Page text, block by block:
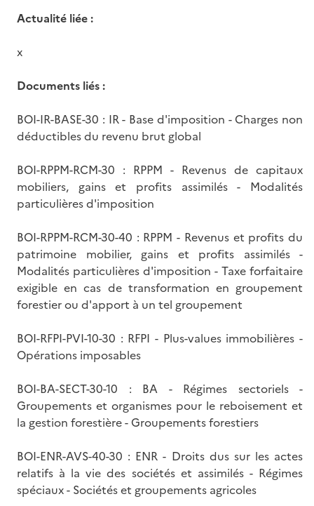
Actualité liée :
x
Documents liés :
BOI-IR-BASE-30 : IR - Base d'imposition - Charges non
déductibles du revenu brut global
BOI-RPPM-RCM-30 : RPPM - Revenus de capitaux
mobiliers, gains et profits assimilés - Modalités
particulières d'imposition
BOI-RPPM-RCM-30-40 : RPPM - Revenus et profits du
patrimoine mobilier, gains et profits assimilés -
Modalités particulières d'imposition - Taxe forfaitaire
exigible en cas de transformation en groupement
forestier ou d'apport à un tel groupement
BOI-RFPI-PVI-10-30 : RFPI - Plus-values immobilières -
Opérations imposables
BOI-BA-SECT-30-10 : BA - Régimes sectoriels -
Groupements et organismes pour le reboisement et
la gestion forestière - Groupements forestiers
BOI-ENR-AVS-40-30 : ENR - Droits dus sur les actes
relatifs à la vie des sociétés et assimilés - Régimes
spéciaux - Sociétés et groupements agricoles